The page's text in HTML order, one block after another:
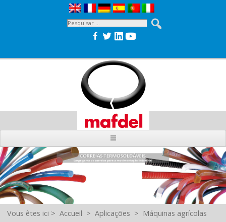
Vous êtes ici > Accueil > Aplicações > Máquinas agrícolas